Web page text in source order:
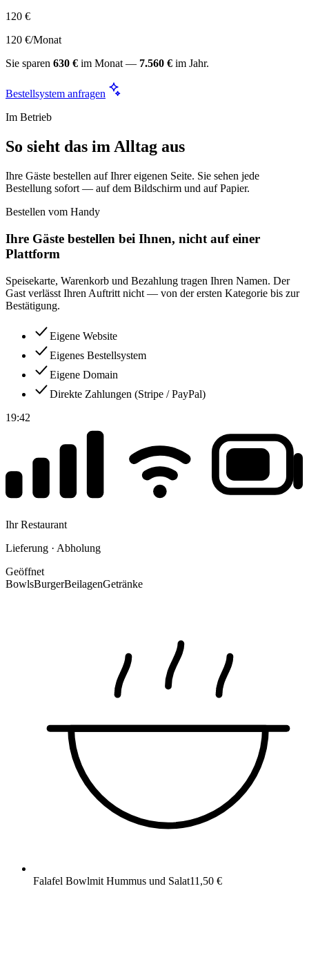
120 €
120 €/Monat
Sie sparen 630 € im Monat — 7.560 € im Jahr.
Bestellsystem anfragen
Im Betrieb
So sieht das im Alltag aus
Ihre Gäste bestellen auf Ihrer eigenen Seite. Sie sehen jede
Bestellung sofort — auf dem Bildschirm und auf Papier.
Bestellen vom Handy
Ihre Gäste bestellen bei Ihnen, nicht auf einer
Plattform
Speisekarte, Warenkorb und Bezahlung tragen Ihren Namen. Der
Gast verlässt Ihren Auftritt nicht — von der ersten Kategorie bis zur
Bestätigung.
Eigene Website
Eigenes Bestellsystem
Eigene Domain
Direkte Zahlungen (Stripe / PayPal)
19:42
Ihr Restaurant
Lieferung · Abholung
Geöffnet
BowlsBurgerBeilagenGetränke
Falafel Bowlmit Hummus und Salat11,50 €